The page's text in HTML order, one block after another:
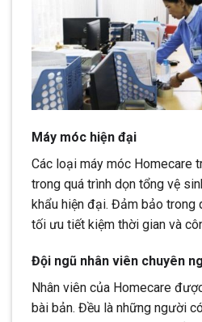
Máy móc hiện đại
Các loại máy móc Homecare
trong quá trình dọn tổng vệ
khẩu hiện đại. Đảm bảo trong
tối ưu tiết kiệm thời gian và
Đội ngũ nhân viên chuyên
Nhân viên của Homecare
bài bản. Đều là những người